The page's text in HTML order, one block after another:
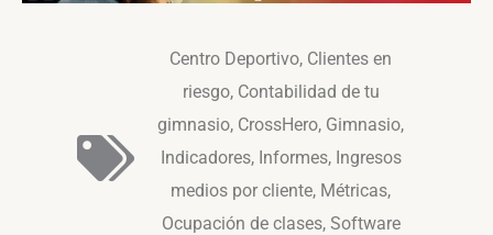
Centro Deportivo, Clientes en
riesgo, Contabilidad de tu
gimnasio, CrossHero, Gimnasio,
Indicadores, Informes, Ingresos
medios por cliente, Métricas,
Ocupación de clases, Software